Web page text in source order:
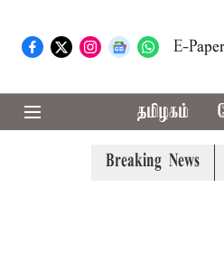
E-Paper
தமிழகம்
Breaking News
சட்டசபையில் பட்ஜெட்